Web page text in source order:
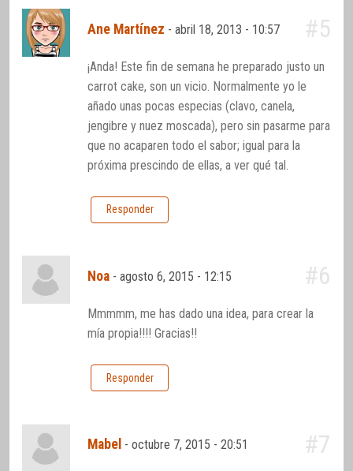
Ane Martínez -abril 18, 2013 - 10:57 #5
¡Anda! Este fin de semana he preparado justo un
carrot cake, son un vicio. Normalmente yo le
añado unas pocas especias (clavo, canela,
jengibre y nuez moscada), pero sin pasarme para
que no acaparen todo el sabor; igual para la
próxima prescindo de ellas, a ver qué tal.
Responder
Noa -agosto 6, 2015 - 12:15 #6
Mmmmm, me has dado una idea, para crear la
mía propia!!!! Gracias!!
Responder
Mabel -octubre 7, 2015 - 20:51 #7